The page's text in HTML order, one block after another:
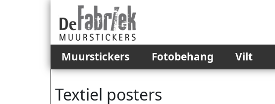
Muurstickers Fotobehang Vilt
Textiel posters